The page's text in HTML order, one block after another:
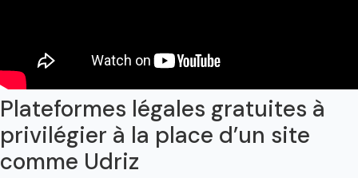
Plateformes légales gratuites à
privilégier à la place d’un site
comme Udriz